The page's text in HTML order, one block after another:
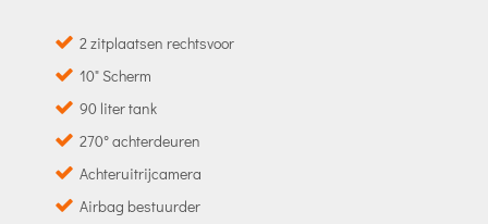
2 zitplaatsen rechtsvoor
10" Scherm
90 liter tank
270° achterdeuren
Achteruitrijcamera
Airbag bestuurder